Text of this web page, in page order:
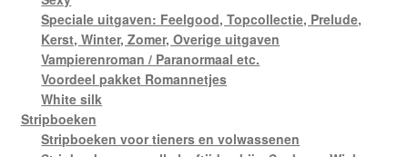
Speciale uitgaven: Feelgood, Topcollectie, Prelude,
Kerst, Winter, Zomer, Overige uitgaven
Vampierenroman / Paranormaal etc.
Voordeel pakket Romannetjes
White silk
Stripboeken
Stripboeken voor tieners en volwassenen